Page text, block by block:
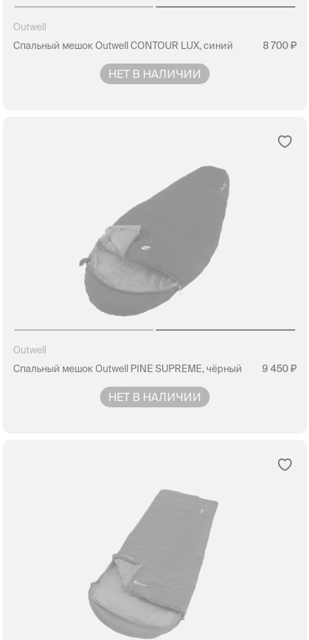
Outwell
Спальный мешок Outwell CONTOUR LUX, синий
8 700
НЕТ В НАЛИЧИИ
Outwell
Спальный мешок Outwell PINE SUPREME, чёрный
9 450
НЕТ В НАЛИЧИИ